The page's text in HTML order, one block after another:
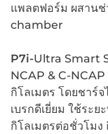
แพลตฟอร์ม ผสานช่
chamber
P7i-Ultra Smart
NCAP & C-
กิโลเมตร โดยชาร์
เบรกดีเยี่ยม ใช้ระย
กิโลเมตรต่อชั่วโมง